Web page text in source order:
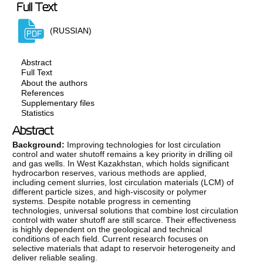
Full Text
(RUSSIAN)
Abstract
Full Text
About the authors
References
Supplementary files
Statistics
Abstract
Background: Improving technologies for lost circulation
control and water shutoff remains a key priority in drilling oil
and gas wells. In West Kazakhstan, which holds significant
hydrocarbon reserves, various methods are applied,
including cement slurries, lost circulation materials (LCM) of
different particle sizes, and high-viscosity or polymer
systems. Despite notable progress in cementing
technologies, universal solutions that combine lost circulation
control with water shutoff are still scarce. Their effectiveness
is highly dependent on the geological and technical
conditions of each field. Current research focuses on
selective materials that adapt to reservoir heterogeneity and
deliver reliable sealing.